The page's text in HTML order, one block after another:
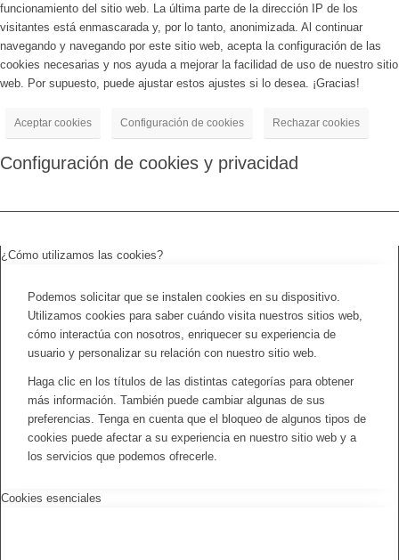
funcionamiento del sitio web. La última parte de la dirección IP de los
visitantes está enmascarada y, por lo tanto, anonimizada. Al continuar
navegando y navegando por este sitio web, acepta la configuración de las
cookies necesarias y nos ayuda a mejorar la facilidad de uso de nuestro sitio
web. Por supuesto, puede ajustar estos ajustes si lo desea. ¡Gracias!
Aceptar cookies Configuración de cookies Rechazar cookies
Configuración de cookies y privacidad
¿Cómo utilizamos las cookies?
Podemos solicitar que se instalen cookies en su dispositivo.
Utilizamos cookies para saber cuándo visita nuestros sitios web,
cómo interactúa con nosotros, enriquecer su experiencia de
usuario y personalizar su relación con nuestro sitio web.
Haga clic en los títulos de las distintas categorías para obtener
más información. También puede cambiar algunas de sus
preferencias. Tenga en cuenta que el bloqueo de algunos tipos de
cookies puede afectar a su experiencia en nuestro sitio web y a
los servicios que podemos ofrecerle.
Cookies esenciales